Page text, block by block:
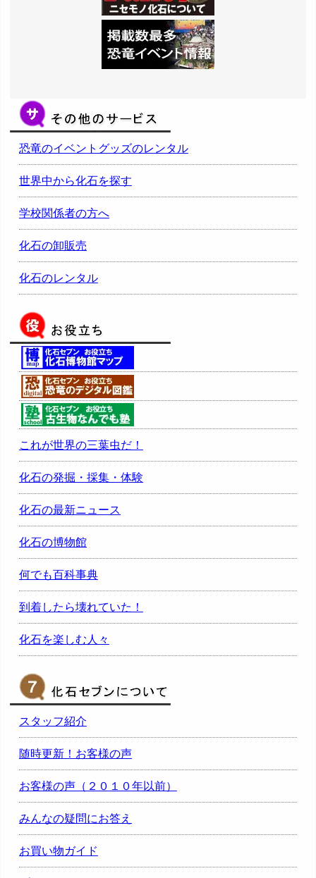
恐竜のイベントグッズのレンタル
世界中から化石を探す
学校関係者の方へ
化石の卸販売
化石のレンタル
これが世界の三葉虫だ！
化石の発掘・採集・体験
化石の最新ニュース
化石の博物館
何でも百科事典
到着したら壊れていた！
化石を楽しむ人々
スタッフ紹介
随時更新！お客様の声
お客様の声（２０１０年以前）
みんなの疑問にお答え
お買い物ガイド